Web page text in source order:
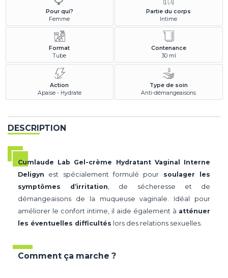
Pour qui?
Femme
Partie du corps
Intime
Format
Tube
Contenance
30 ml
Action
Apaise - Hydrate
Type de soin
Anti-démangeaisons
DESCRIPTION
Cumlaude Lab Gel-crème Hydratant Vaginal Interne
Deligyn est spécialement formulé pour soulager les
symptômes d’irritation, de sécheresse et de
démangeaisons de la muqueuse vaginale. Idéal pour
améliorer le confort intime, il aide également à atténuer
les éventuelles difficultés lors des relations sexuelles.
Comment ça marche ?